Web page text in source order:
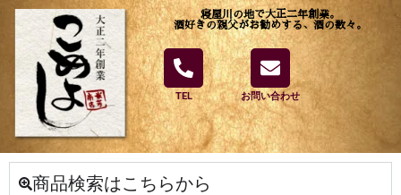
寝屋川の地で大正二年創業。
酒好きの親父がお勧めする、酒の数々。
TEL お問い合わせ
商品検索はこちらから